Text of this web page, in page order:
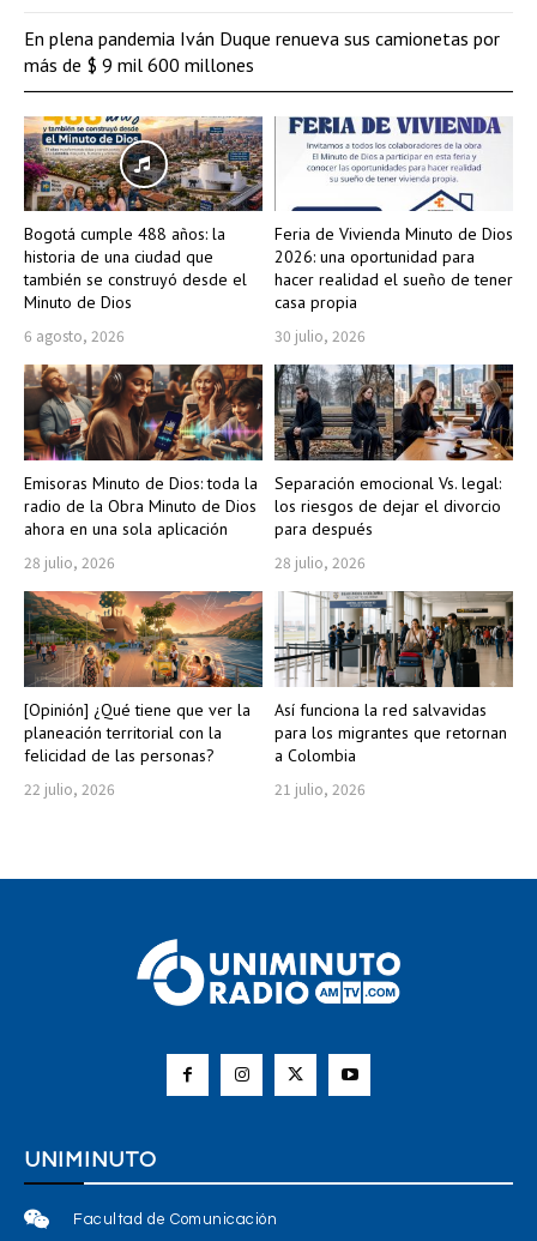
Bogotá cumple 488 años: la
historia de una ciudad que
también se construyó desde el
Minuto de Dios
6 agosto, 2026
Feria de Vivienda Minuto de Dios
2026: una oportunidad para
hacer realidad el sueño de tener
casa propia
30 julio, 2026
Emisoras Minuto de Dios: toda la
radio de la Obra Minuto de Dios
ahora en una sola aplicación
28 julio, 2026
Separación emocional Vs. legal:
los riesgos de dejar el divorcio
para después
28 julio, 2026
[Opinión] ¿Qué tiene que ver la
planeación territorial con la
felicidad de las personas?
22 julio, 2026
Así funciona la red salvavidas
para los migrantes que retornan
a Colombia
21 julio, 2026
En plena pandemia Iván Duque renueva sus camionetas por
más de $ 9 mil 600 millones
UNIMINUTO
Facultad de Comunicación